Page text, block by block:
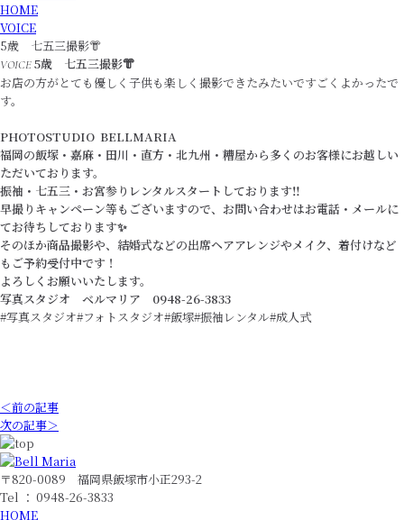
HOME
VOICE
5歳 七五三撮影👘
VOICE5歳 七五三撮影👘
お店の方がとても優しく子供も楽しく撮影できたみたいですごくよかったで
す。
PHOTOSTUDIO BELLMARIA
福岡の飯塚・嘉麻・田川・直方・北九州・糟屋から多くのお客様にお越しい
ただいております。
振袖・七五三・お宮参りレンタルスタートしております‼️
早撮りキャンペーン等もございますので、お問い合わせはお電話・メールに
てお待ちしております✨
そのほか商品撮影や、結婚式などの出席ヘアアレンジやメイク、着付けなど
もご予約受付中です！
よろしくお願いいたします。
写真スタジオ ベルマリア 0948-26-3833
#写真スタジオ#フォトスタジオ#飯塚#振袖レンタル#成人式
＜前の記事
次の記事＞
〒820-0089 福岡県飯塚市小正293-2
Tel ： 0948-26-3833
HOME